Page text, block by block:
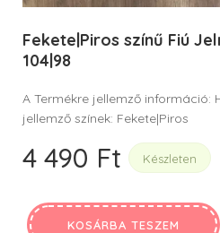
Fekete|Piros színű Fiú
104|98
A Termékre jellemző információ:
jellemző színek: Fekete|Piros
4 490 Ft Készleten
KOSÁRBA TESZEM